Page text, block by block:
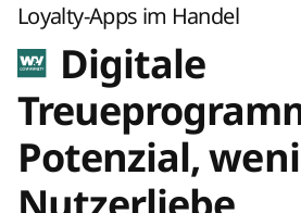
Loyalty-Apps im Handel
Digitale
Potenzial,